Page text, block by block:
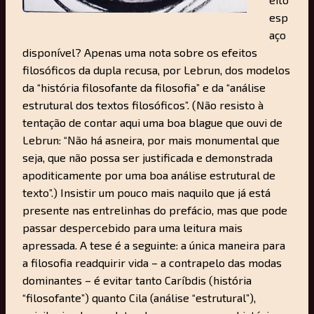
esp
aço
disponível? Apenas uma nota sobre os efeitos
filosóficos da dupla recusa, por Lebrun, dos modelos
da “história filosofante da filosofia” e da “análise
estrutural dos textos filosóficos”. (Não resisto à
tentação de contar aqui uma boa blague que ouvi de
Lebrun: “Não há asneira, por mais monumental que
seja, que não possa ser justificada e demonstrada
apoditicamente por uma boa análise estrutural de
texto”.) Insistir um pouco mais naquilo que já está
presente nas entrelinhas do prefácio, mas que pode
passar despercebido para uma leitura mais
apressada. A tese é a seguinte: a única maneira para
a filosofia readquirir vida – a contrapelo das modas
dominantes – é evitar tanto Caríbdis (história
“filosofante”) quanto Cila (análise “estrutural”),